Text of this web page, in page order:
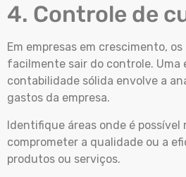
4. Controle de
Em empresas em crescimento,
facilmente sair do controle. Uma
contabilidade sólida envolve a
gastos da empresa.
Identifique áreas onde é possível
comprometer a qualidade ou a
produtos ou serviços.